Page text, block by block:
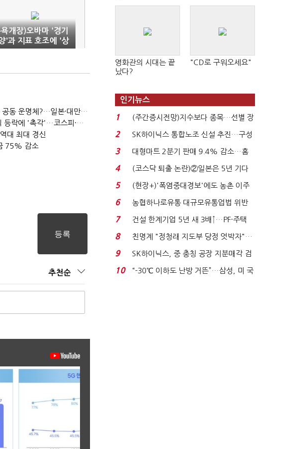
개장)오바마 '경기
'과 지표 호조에 '상
(반도체 풍향계, '코스피')②아시아는 공동 운명체?…일본·대만도 '동반 출렁'
(반도체 풍향계, '코스피')①삼전·하닉 등락에 '촉각'…코스피·나스닥 '한 몸'
대 최대 경신
75% 감소
추천순
영화관의 시대는 끝
났다?
"CD로 구워오세요"
인기뉴스
1
(주간증시전망)지수보다 종목…선별 장
세 이어진다...
2
SK하이닉스 통합노조 신설 추진…구성
원 간 성과급 불...
3
대형마트 2분기 판매 9.4% 감소…홈
플러스 사태 여파...
4
(코스닥 퇴출 논란)②일본은 5년 기다
려주는데 우리는 ...
5
(현장+)'폭염중대경보'에도 농촌 이주
노동자는 강행군…'야...
6
농협하나로유통 대규모유통업법 위반
적발…공정위, 과...
7
건설 한계기업 5년 새 3배↑…PF·주택
침체에 재무 ...
8
친명계 "정청래 지도부 당정 엇박자"…
친청계 "신천지 오...
9
SK하이닉스, 중 충칭 공장 지분매각 검
토?…“확정된 바...
10
“-30℃ 이하도 난방 거뜬”…삼성, 미 국